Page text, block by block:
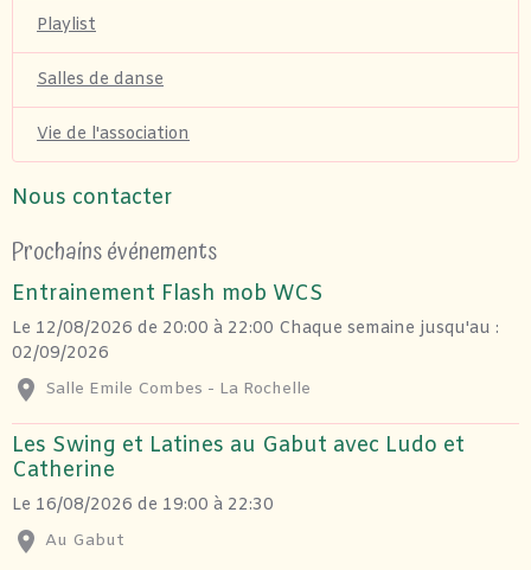
Playlist
Salles de danse
Vie de l'association
Nous contacter
Prochains événements
Entrainement Flash mob WCS
Le 12/08/2026 de 20:00 à 22:00 Chaque semaine jusqu'au :
02/09/2026
Salle Emile Combes - La Rochelle
Les Swing et Latines au Gabut avec Ludo et
Catherine
Le 16/08/2026 de 19:00 à 22:30
Au Gabut